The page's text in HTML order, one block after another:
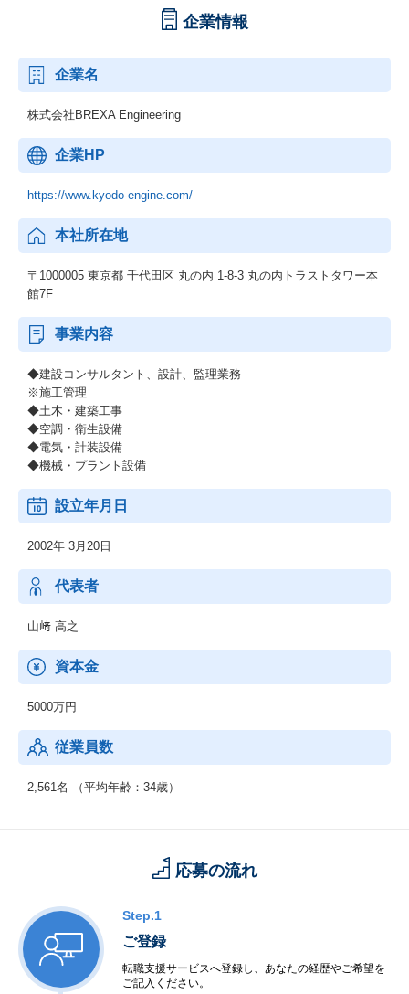
企業情報
企業名
株式会社BREXA Engineering
企業HP
https://www.kyodo-engine.com/
本社所在地
〒1000005 東京都 千代田区 丸の内 1-8-3 丸の内トラストタワー本
館7F
事業内容
◆建設コンサルタント、設計、監理業務
※施工管理
◆土木・建築工事
◆空調・衛生設備
◆電気・計装設備
◆機械・プラント設備
設立年月日
2002年 3月20日
代表者
山﨑 高之
資本金
5000万円
従業員数
2,561名 （平均年齢：34歳）
応募の流れ
Step.1
ご登録
転職支援サービスへ登録し、あなたの経歴やご希望を
ご記入ください。